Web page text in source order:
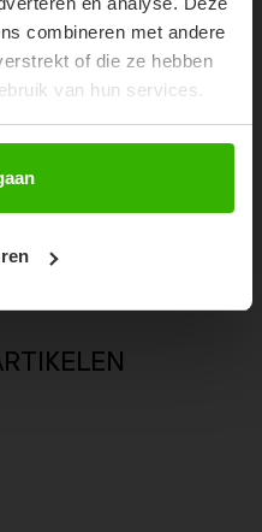
combineren met andere
of die ze hebben
van hun services.
GIGI SHORT -